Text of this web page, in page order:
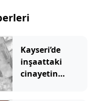
Kayseri’de
inşaattaki
cinayetin